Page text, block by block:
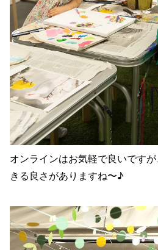
オンラインはお気軽で良いです
きる良さがありますね〜♪